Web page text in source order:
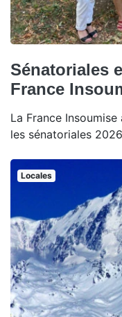
Sénatoriales
France
La France
les sénatoriales
Locales